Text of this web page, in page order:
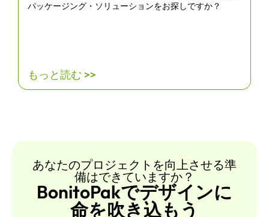
パッケージング・ソリューションをお探しですか？
もっと読む >>
あなたのプロジェクトを向上させる準
備はできていますか？
BonitoPakでデザインに
命を吹き込もう